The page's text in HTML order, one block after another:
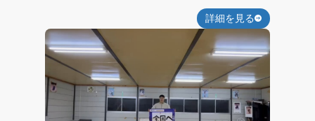
詳細を見る